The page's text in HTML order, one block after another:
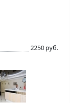
2250 руб.